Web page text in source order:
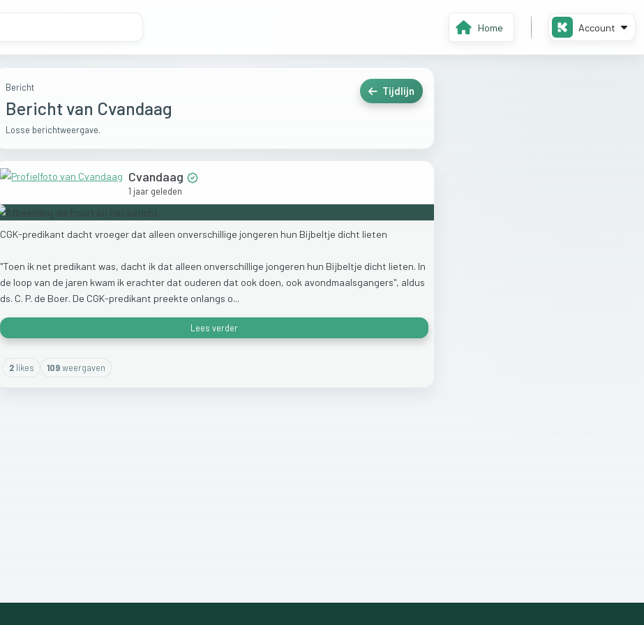
Home Account
Bericht
Bericht van Cvandaag
Losse berichtweergave.
Tijdlijn
Cvandaag
1 jaar geleden
CGK-predikant dacht vroeger dat alleen onverschillige jongeren hun Bijbeltje dicht lieten
"Toen ik net predikant was, dacht ik dat alleen onverschillige jongeren hun Bijbeltje dicht lieten. In
de loop van de jaren kwam ik erachter dat ouderen dat ook doen, ook avondmaalsgangers", aldus
ds. C. P. de Boer. De CGK-predikant preekte onlangs o...
Lees verder
2likes 109weergaven